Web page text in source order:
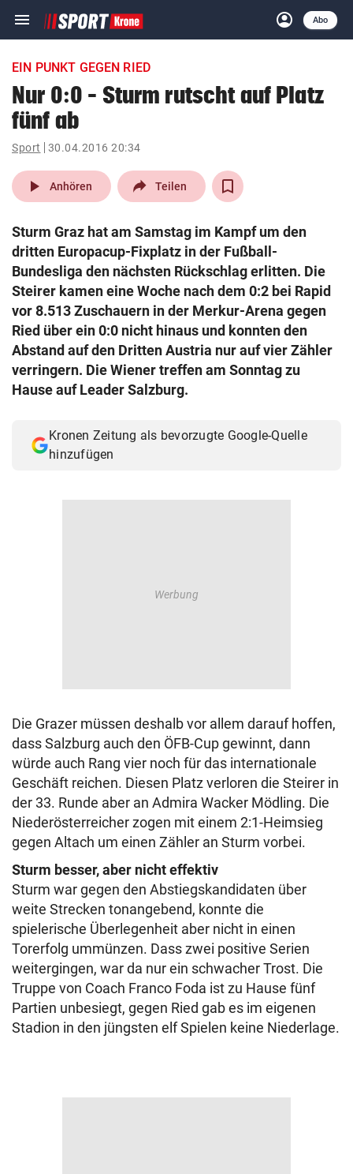
menu Navigation
ein-/ausklappen
account_circle
Anmelden
Abo
close Schließen
account_circle Anmelden
pin_drop
Wien arrow_right
search
Suchbegriff
eingeben
© Krone Multimedia GmbH & Co KG 2026
Muthgasse 2, 1190 Wien
EIN PUNKT GEGEN RIED
Nur 0:0 – Sturm rutscht auf Platz
fünf ab
Sport 30.04.2016 20:34
play_arrow Anhören Teilen
Sturm Graz hat am Samstag im Kampf um den
dritten Europacup-Fixplatz in der Fußball-
Bundesliga den nächsten Rückschlag erlitten. Die
Steirer kamen eine Woche nach dem 0:2 bei Rapid
vor 8.513 Zuschauern in der Merkur-Arena gegen
Ried über ein 0:0 nicht hinaus und konnten den
Abstand auf den Dritten Austria nur auf vier Zähler
verringern. Die Wiener treffen am Sonntag zu
Hause auf Leader Salzburg.
Kronen Zeitung als bevorzugte Google-Quelle
hinzufügen
Die Grazer müssen deshalb vor allem darauf hoffen,
dass Salzburg auch den ÖFB-Cup gewinnt, dann
würde auch Rang vier noch für das internationale
Geschäft reichen. Diesen Platz verloren die Steirer in
der 33. Runde aber an Admira Wacker Mödling. Die
Niederösterreicher zogen mit einem 2:1-Heimsieg
gegen Altach um einen Zähler an Sturm vorbei.
Sturm besser, aber nicht effektiv
Sturm war gegen den Abstiegskandidaten über
weite Strecken tonangebend, konnte die
spielerische Überlegenheit aber nicht in einen
Torerfolg ummünzen. Dass zwei positive Serien
weitergingen, war da nur ein schwacher Trost. Die
Truppe von Coach Franco Foda ist zu Hause fünf
Partien unbesiegt, gegen Ried gab es im eigenen
Stadion in den jüngsten elf Spielen keine Niederlage.